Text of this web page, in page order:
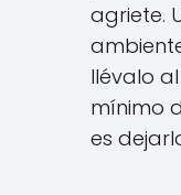
agriete.
llévalo
mínimo
es